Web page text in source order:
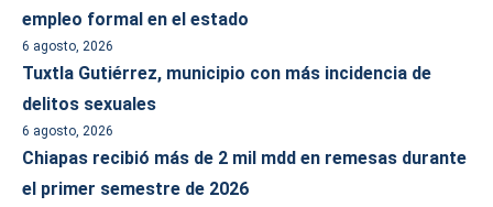
empleo formal en el estado
6 agosto, 2026
Tuxtla Gutiérrez, municipio con más incidencia de
delitos sexuales
6 agosto, 2026
Chiapas recibió más de 2 mil mdd en remesas durante
el primer semestre de 2026